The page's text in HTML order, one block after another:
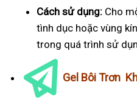
Cách sử dụng: Cho
tình dục hoặc vùng
trong quá trình sử
Gel Bôi Trơn